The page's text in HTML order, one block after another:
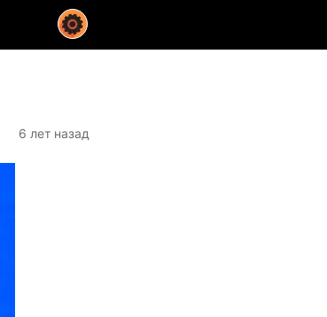
6 лет назад